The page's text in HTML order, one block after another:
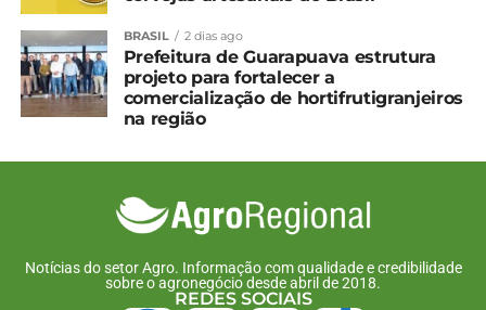
BRASIL 2 dias ago
Prefeitura de Guarapuava estrutura
projeto para fortalecer a
comercialização de hortifrutigranjeiros
na região
Notícias do setor Agro. Informação com qualidade e credibilidade
sobre o agronegócio desde abril de 2018.
REDES SOCIAIS